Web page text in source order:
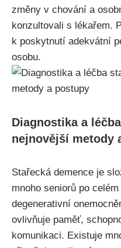
změny v chování a
konzultovali s lékařem.
k poskytnutí adekvátní
osobu.
Diagnostika a
nejnovější metody
Stařecká demence je
mnoho seniorů po
degenerativní
ovlivňuje paměť,
komunikaci. Existuje